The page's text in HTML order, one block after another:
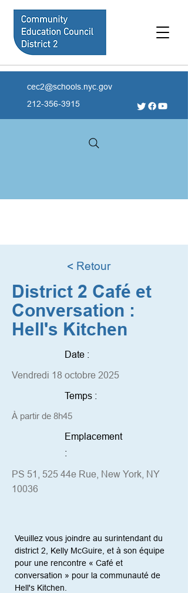
cec2@schools.nyc.gov
212-356-3915
< Retour
District 2 Café et
Conversation :
Hell's Kitchen
Date :
Vendredi 18 octobre 2025
Temps :
À partir de 8h45
Emplacement
:
PS 51, 525 44e Rue, New York, NY
10036
Veuillez vous joindre au surintendant du
district 2, Kelly McGuire, et à son équipe
pour une rencontre « Café et
conversation » pour la communauté de
Hell's Kitchen.